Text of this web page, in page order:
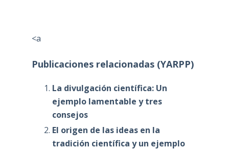
<a
Publicaciones relacionadas (YARPP)
La divulgación científica: Un
ejemplo lamentable y tres
consejos
El origen de las ideas en la
tradición científica y un ejemplo